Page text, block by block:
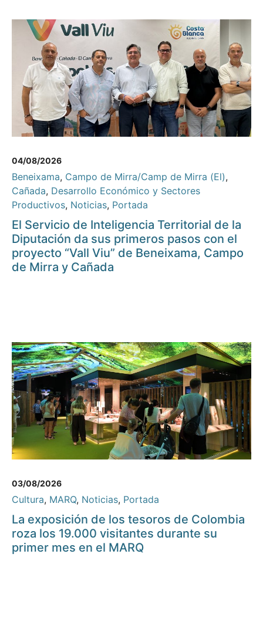
04/08/2026
Beneixama, Campo de Mirra/Camp de Mirra (El),
Cañada, Desarrollo Económico y Sectores
Productivos, Noticias, Portada
El Servicio de Inteligencia Territorial de la
Diputación da sus primeros pasos con el
proyecto “Vall Viu” de Beneixama, Campo
de Mirra y Cañada
03/08/2026
Cultura, MARQ, Noticias, Portada
La exposición de los tesoros de Colombia
roza los 19.000 visitantes durante su
primer mes en el MARQ